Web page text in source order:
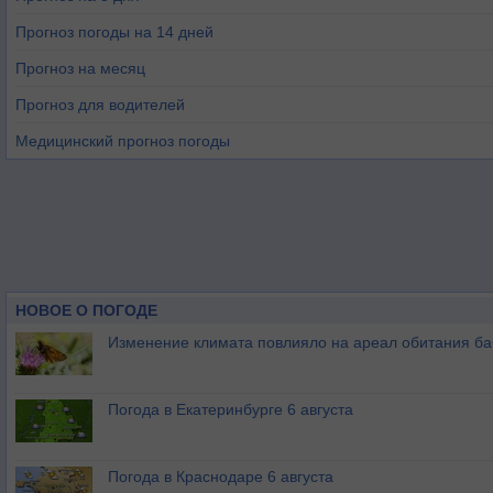
Прогноз погоды на 14 дней
Прогноз на месяц
Прогноз для водителей
Медицинский прогноз погоды
НОВОЕ О ПОГОДЕ
Изменение климата повлияло на ареал обитания
Погода в Екатеринбурге 6 августа
Погода в Краснодаре 6 августа